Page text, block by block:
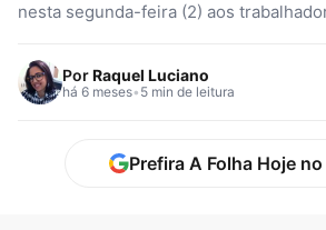
nesta segunda-feira (2) aos
PorRaquel Luciano
há 6 meses• 5 min de leitura
Prefira A Folha Hoje